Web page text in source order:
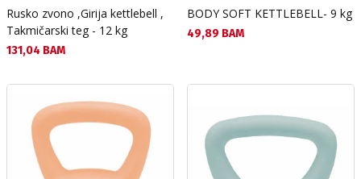
Rusko zvono ,Girija kettlebell ,
Takmičarski teg - 12 kg
Текуща цена:
131,04 BAM
BODY SOFT KETTLEBELL- 9 kg
Текуща цена:
49,89 BAM